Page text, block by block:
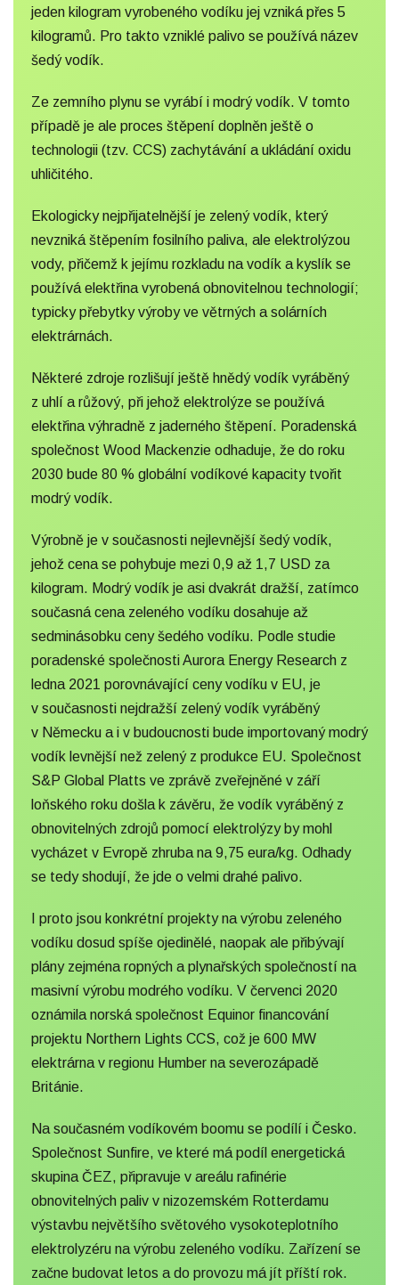
jeden kilogram vyrobeného vodíku jej vzniká přes 5
kilogramů. Pro takto vzniklé palivo se používá název
šedý vodík.
Ze zemního plynu se vyrábí i modrý vodík. V tomto
případě je ale proces štěpení doplněn ještě o
technologii (tzv. CCS) zachytávání a ukládání oxidu
uhličitého.
Ekologicky nejpřijatelnější je zelený vodík, který
nevzniká štěpením fosilního paliva, ale elektrolýzou
vody, přičemž k jejímu rozkladu na vodík a kyslík se
používá elektřina vyrobená obnovitelnou technologií;
typicky přebytky výroby ve větrných a solárních
elektrárnách.
Některé zdroje rozlišují ještě hnědý vodík vyráběný
z uhlí a růžový, při jehož elektrolýze se používá
elektřina výhradně z jaderného štěpení. Poradenská
společnost Wood Mackenzie odhaduje, že do roku
2030 bude 80 % globální vodíkové kapacity tvořit
modrý vodík.
Výrobně je v současnosti nejlevnější šedý vodík,
jehož cena se pohybuje mezi 0,9 až 1,7 USD za
kilogram. Modrý vodík je asi dvakrát dražší, zatímco
současná cena zeleného vodíku dosahuje až
sedminásobku ceny šedého vodíku. Podle studie
poradenské společnosti Aurora Energy Research z
ledna 2021 porovnávající ceny vodíku v EU, je
v současnosti nejdražší zelený vodík vyráběný
v Německu a i v budoucnosti bude importovaný modrý
vodík levnější než zelený z produkce EU. Společnost
S&P Global Platts ve zprávě zveřejněné v září
loňského roku došla k závěru, že vodík vyráběný z
obnovitelných zdrojů pomocí elektrolýzy by mohl
vycházet v Evropě zhruba na 9,75 eura/kg. Odhady
se tedy shodují, že jde o velmi drahé palivo.
I proto jsou konkrétní projekty na výrobu zeleného
vodíku dosud spíše ojedinělé, naopak ale přibývají
plány zejména ropných a plynařských společností na
masivní výrobu modrého vodíku. V červenci 2020
oznámila norská společnost Equinor financování
projektu Northern Lights CCS, což je 600 MW
elektrárna v regionu Humber na severozápadě
Británie.
Na současném vodíkovém boomu se podílí i Česko.
Společnost Sunfire, ve které má podíl energetická
skupina ČEZ, připravuje v areálu rafinérie
obnovitelných paliv v nizozemském Rotterdamu
výstavbu největšího světového vysokoteplotního
elektrolyzéru na výrobu zeleného vodíku. Zařízení se
začne budovat letos a do provozu má jít příští rok.